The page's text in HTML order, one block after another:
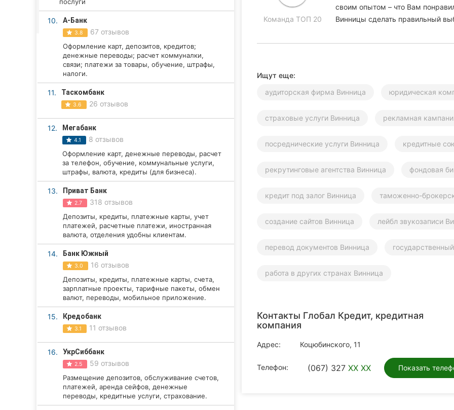
Херсон
Сумы
Ивано-Франковск
Ужгород
10. А-Банк
3.8 67 отзывов
Оформление карт, депозитов, кредитов;
денежные переводы; расчет коммуналки,
связи; платежи за товары, обучение, штрафы,
налоги.
11. Таскомбанк
3.6 26 отзывов
12. Мегабанк
4.1 8 отзывов
Оформление карт, денежные переводы, расчет
за телефон, обучение, коммунальные услуги,
штрафы, валюта, кредиты (для бизнеса).
13. Приват Банк
2.7 318 отзывов
Депозиты, кредиты, платежные карты, учет
платежей, расчетные платежи, иностранная
валюта, отделения удобны клиентам.
14. Банк Южный
3.0 16 отзывов
Депозиты, кредиты, платежные карты, счета,
зарплатные проекты, тарифные пакеты, обмен
валют, переводы, мобильное приложение.
15. Кредобанк
3.1 11 отзывов
16. УкрСиббанк
2.5 59 отзывов
Размещение депозитов, обслуживание счетов,
платежей, аренда сейфов, денежные
переводы, кредитные услуги, страхование.
Команда ТОП 20
своим опытом – что Вам
Винницы сделать правильный
Ищут еще:
аудиторская фирма Винница
юридическая
страховые услуги Винница рекламная
посреднические услуги Винница кредитные
рекрутинговые агентства Винница фондовая
кредит под залог Винница таможенно-
создание сайтов Винница лейбл звукозаписи
перевод документов Винница
работа в других странах Винница
Контакты Глобал Кредит, кредитная
компания
Адрес: Коцюбинского, 11
Телефон: (067) 327 XX XX Показать